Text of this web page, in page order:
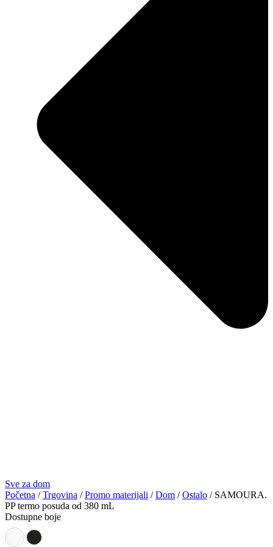
Sve za dom
Početna /Trgovina /Promo materijali /Dom /Ostalo / SAMOURA.
PP termo posuda od 380 mL
Dostupne boje